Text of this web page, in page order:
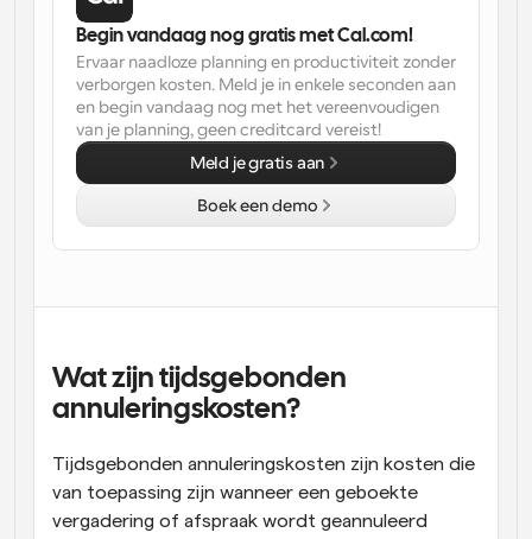
Wat zijn tijdsgebonden
annuleringskosten?
Tijdsgebonden annuleringskosten zijn kosten die
van toepassing zijn wanneer een geboekte
vergadering of afspraak wordt geannuleerd
Begin vandaag nog gratis met Cal.com!
Ervaar naadloze planning en productiviteit zonder
verborgen kosten. Meld je in enkele seconden aan
en begin vandaag nog met het vereenvoudigen
van je planning, geen creditcard vereist!
Meld je gratis aan
Boek een demo